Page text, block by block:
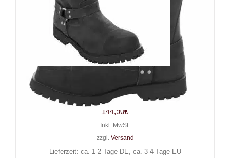
Boots & Braces Stiefel
Motocycle II
144,90€
Inkl. MwSt.
zzgl. Versand
Lieferzeit: ca. 1-2 Tage DE, ca. 3-4 Tage EU